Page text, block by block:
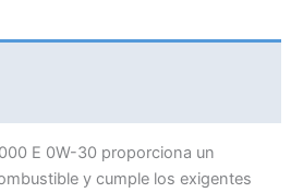
E 0W-30 proporciona un
y cumple los exigentes